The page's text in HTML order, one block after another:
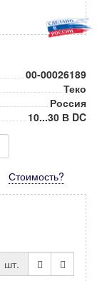
00-00026189
Теко
Россия
10...30 В DC
Стоимость?
шт.